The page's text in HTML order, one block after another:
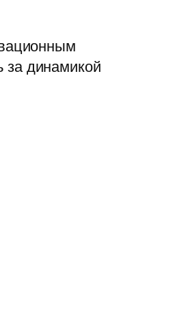
за динамикой